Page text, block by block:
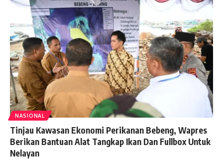
NASIONAL
Tinjau Kawasan Ekonomi Perikanan Bebeng, Wapres
Berikan Bantuan Alat Tangkap Ikan Dan Fullbox Untuk
Nelayan